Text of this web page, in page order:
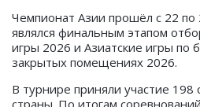
Чемпионат Азии прошёл с 22
являлся финальным этапом
игры 2026 и Азиатские игры по
закрытых помещениях 2026.
В турнире приняли участие 198